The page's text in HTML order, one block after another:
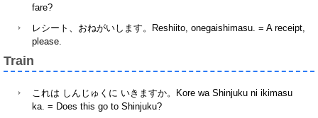
fare?
レシート、おねがいします。Reshiito, onegaishimasu. = A receipt,
please.
Train
これは しんじゅくに いきますか。Kore wa Shinjuku ni ikimasu
ka. = Does this go to Shinjuku?